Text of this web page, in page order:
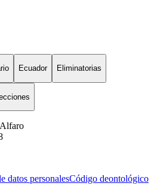
Ecuador Eliminatorias
datos personalesCódigo deontológico